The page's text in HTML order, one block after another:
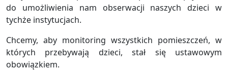
do umożliwienia nam obserwacji naszych dzieci w
tychże instytucjach.
Chcemy, aby monitoring wszystkich pomieszczeń, w
których przebywają dzieci, stał się ustawowym
obowiązkiem.